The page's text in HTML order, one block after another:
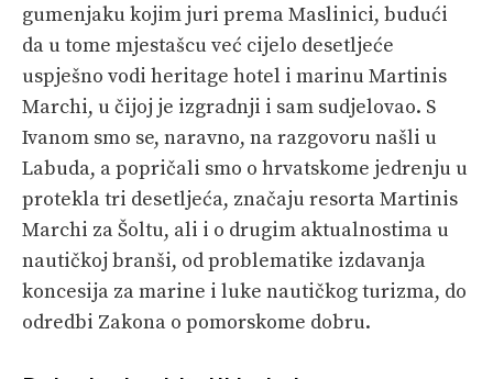
gumenjaku kojim juri prema Maslinici, budući
da u tome mjestašcu već cijelo desetljeće
uspješno vodi heritage hotel i marinu Martinis
Marchi, u čijoj je izgradnji i sam sudjelovao. S
Ivanom smo se, naravno, na razgovoru našli u
Labuda, a popričali smo o hrvatskome jedrenju u
protekla tri desetljeća, značaju resorta Martinis
Marchi za Šoltu, ali i o drugim aktualnostima u
nautičkoj branši, od problematike izdavanja
koncesija za marine i luke nautičkog turizma, do
odredbi Zakona o pomorskome dobru.